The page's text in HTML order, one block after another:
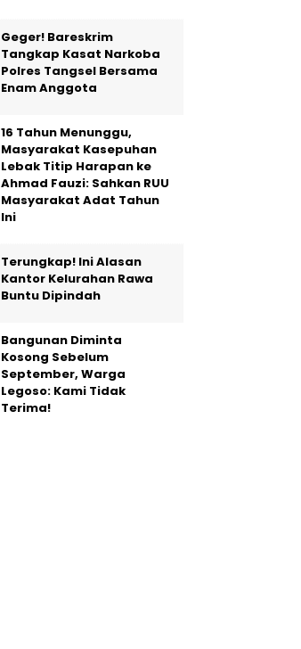
Geger! Bareskrim
Tangkap Kasat Narkoba
Polres Tangsel Bersama
Enam Anggota
16 Tahun Menunggu,
Masyarakat Kasepuhan
Lebak Titip Harapan ke
Ahmad Fauzi: Sahkan RUU
Masyarakat Adat Tahun
Ini
Terungkap! Ini Alasan
Kantor Kelurahan Rawa
Buntu Dipindah
Bangunan Diminta
Kosong Sebelum
September, Warga
Legoso: Kami Tidak
Terima!